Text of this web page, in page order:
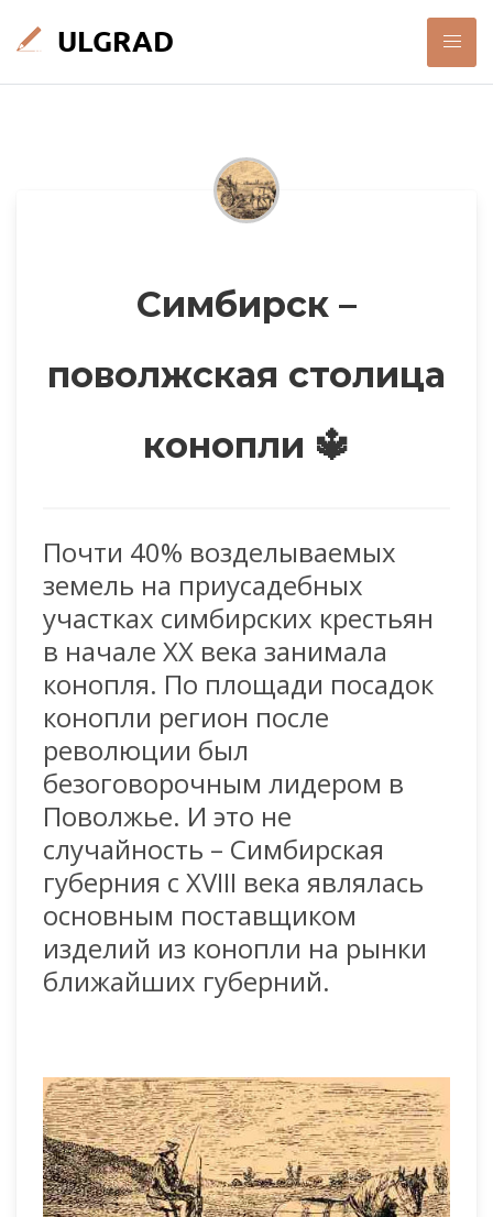
Симбирск –
поволжская столица
конопли 🔱
Почти 40% возделываемых
земель на приусадебных
участках симбирских крестьян
в начале XX века занимала
конопля. По площади посадок
конопли регион после
революции был
безоговорочным лидером в
Поволжье. И это не
случайность – Симбирская
губерния с XVIII века являлась
основным поставщиком
изделий из конопли на рынки
ближайших губерний.